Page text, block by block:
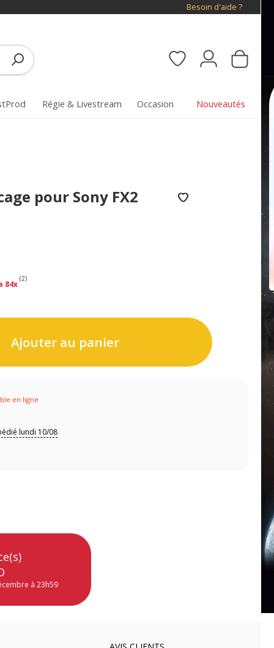
Besoin d'aide ?
Régie & Livestream Occasion Nouveautés
pour Sony FX2
84x
(2)
Ajouter au panier
en ligne
lundi 10/08
à 23h59